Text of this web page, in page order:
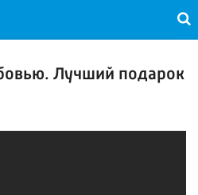
Лучший подарок